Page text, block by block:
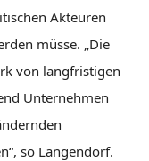
Akteuren
müsse. „Die
von langfristigen
Unternehmen
so Langendorf.